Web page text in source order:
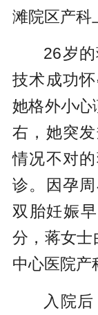
滩院区产科
26岁
技术成功
她格外小心
右，她突
情况不对
诊。因孕
双胎妊娠
分，蒋女士
中心医院产
入院